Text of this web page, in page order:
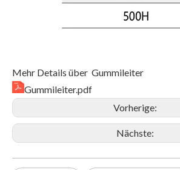
Mehr Details über Gummileiter
Gummileiter.pdf
Vorherige:
Nächste: